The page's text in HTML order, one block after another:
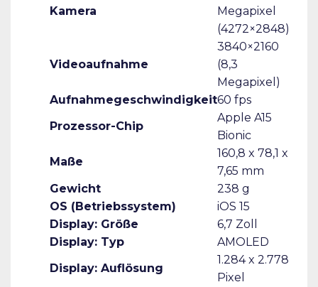
Kamera
Megapixel
(4272×2848)
Videoaufnahme
3840×2160
(8,3
Megapixel)
Aufnahmegeschwindigkeit60 fps
Prozessor-Chip
Apple A15
Bionic
Maße
160,8 x 78,1 x
7,65 mm
Gewicht
238 g
OS (Betriebssystem)
iOS 15
Display: Größe
6,7 Zoll
Display: Typ
AMOLED
Display: Auflösung
1.284 x 2.778
Pixel